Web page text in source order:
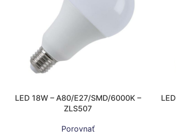
LED 18W – A80/E27/SMD/6000K –
ZLS507
Porovnať